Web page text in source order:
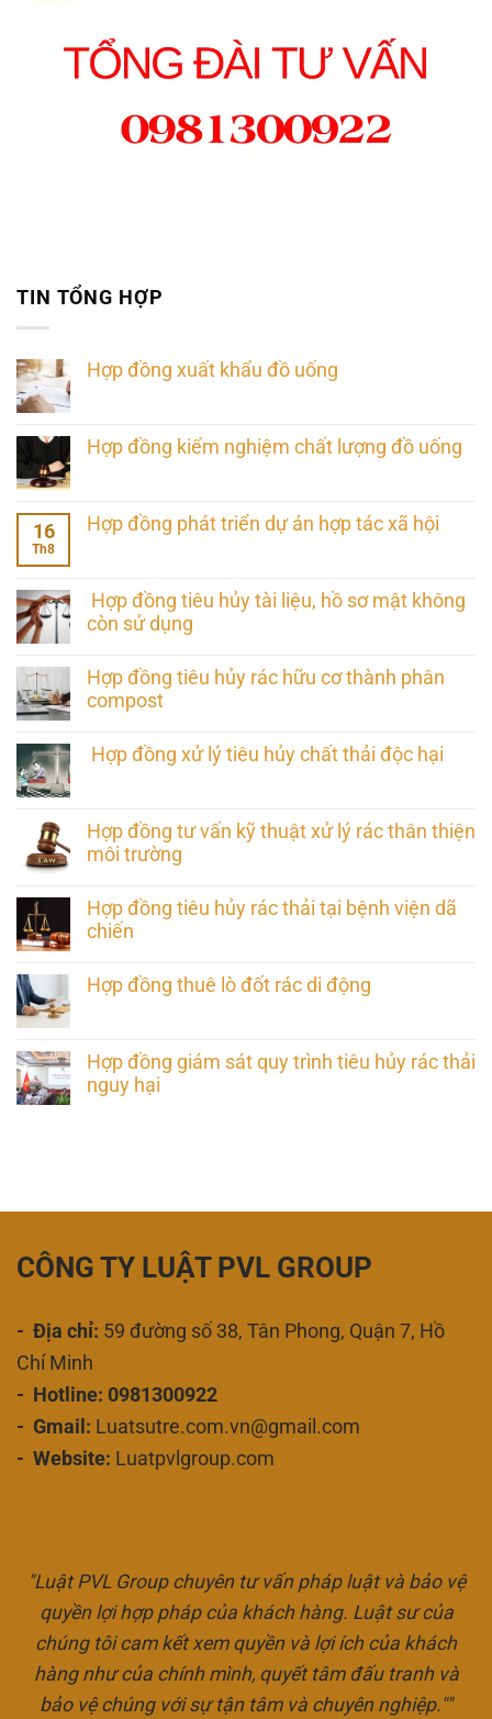
TIN TỔNG HỢP
Hợp đồng xuất khẩu đồ uống
Hợp đồng kiểm nghiệm chất lượng đồ uống
16
Th8
Hợp đồng phát triển dự án hợp tác xã hội
Hợp đồng tiêu hủy tài liệu, hồ sơ mật không
còn sử dụng
Hợp đồng tiêu hủy rác hữu cơ thành phân
compost
Hợp đồng xử lý tiêu hủy chất thải độc hại
Hợp đồng tư vấn kỹ thuật xử lý rác thân thiện
môi trường
Hợp đồng tiêu hủy rác thải tại bệnh viện dã
chiến
Hợp đồng thuê lò đốt rác di động
Hợp đồng giám sát quy trình tiêu hủy rác thải
nguy hại
CÔNG TY LUẬT PVL GROUP
- Địa chỉ: 59 đường số 38, Tân Phong, Quận 7, Hồ
Chí Minh
- Hotline: 0981300922
- Gmail: Luatsutre.com.vn@gmail.com
- Website: Luatpvlgroup.com
"Luật PVL Group chuyên tư vấn pháp luật và bảo vệ
quyền lợi hợp pháp của khách hàng. Luật sư của
chúng tôi cam kết xem quyền và lợi ích của khách
hàng như của chính mình, quyết tâm đấu tranh và
bảo vệ chúng với sự tận tâm và chuyên nghiệp.""